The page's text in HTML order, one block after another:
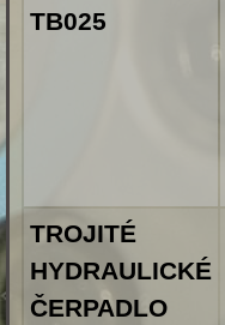
TB025
TROJITÉ
HYDRAULICKÉ
ČERPADLO